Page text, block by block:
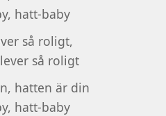
hatt-baby
så roligt,
så roligt
hatten är din
hatt-baby